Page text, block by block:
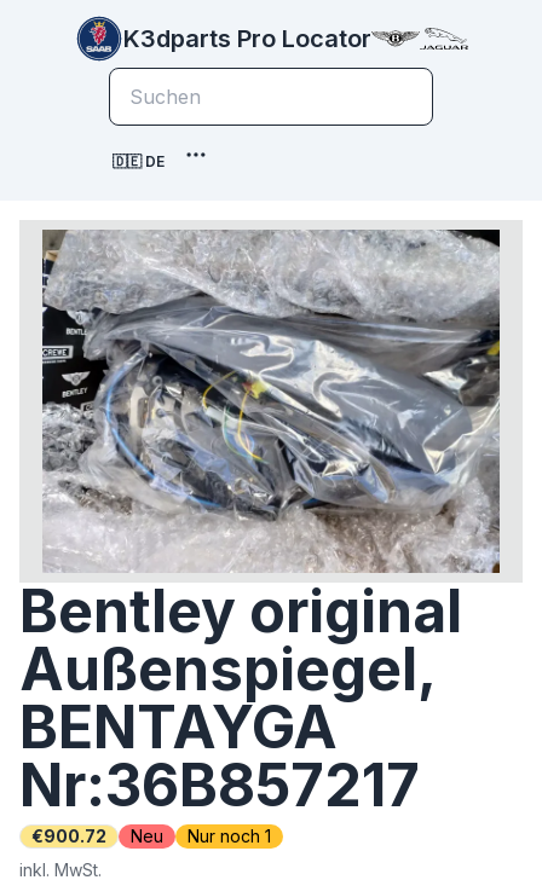
K3dparts Pro Locator
🇩🇪 DE
Bentley original
Außenspiegel,
BENTAYGA
Nr:36B857217
€900.72 Neu
Nur noch 1
inkl. MwSt.